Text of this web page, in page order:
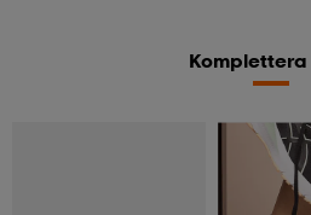
Komplettera